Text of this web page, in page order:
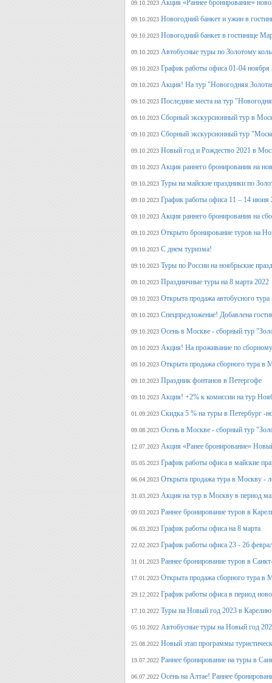
09.10.2023 Акция «Раннее бронирование»
09.10.2023 Новогодний банкет и ужин в
09.10.2023 Новогодний банкет в гостинице
09.10.2023 Автобусные туры по Золотому
09.10.2023 График работы офиса 01-04 ноября
09.10.2023 Акция! На тур "Новогодняя
09.10.2023 Последние места на тур
09.10.2023 Сборный экскурсионный тур в
09.10.2023 Сборный экскурсионный тур
09.10.2023 Новый год и Рождество 2021 в
09.10.2023 Акция раннего бронирования на
09.10.2023 Туры на майские праздники по
09.10.2023 График работы офиса 11 – 14 июня
09.10.2023 Акция раннего бронирования на
09.10.2023 Открыто бронирование туров на
09.10.2023 С днем туризма!
09.10.2023 Туры по России на ноябрьские
09.10.2023 Праздничные туры на 8 марта 2022
09.10.2023 Открыта продажа автобусного
09.10.2023 Спецпредложение! Добавлена
09.10.2023 Осень в Москве - сборный тур
09.10.2023 Акция! На проживание по
09.10.2023 Открыта продажа сборного тура в
09.10.2023 Праздник фонтанов в Петергофе
09.10.2023 Акция! +2% к комиссии на тур
01.09.2023 Скидка 5 % на туры в Петербург -
09.08.2023 Осень в Москве - сборный тур
12.07.2023 Акция «Ранее бронирование»
05.05.2023 График работы офиса в майские
06.04.2023 Открыта продажа тура в Москву -
31.03.2023 Акция на тур в Москву в период
09.03.2023 Раннее бронирование туров в
06.03.2023 График работы офиса на 8 марта
22.02.2023 График работы офиса 23 - 26
31.01.2023 Раннее бронирование туров в
17.01.2023 Открыта продажа сборного тура в
29.12.2022 График работы офиса в период
17.10.2022 Туры на Новый год 2023 в Карелию
05.10.2022 Автобусные туры на Новый год
25.08.2022 Новый этап программы
19.07.2022 Раннее бронирование на туры в
06.07.2022 Осень на Алтае! Раннее